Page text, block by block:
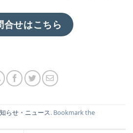
合せはこちら
らせ・ニュース. Bookmark the